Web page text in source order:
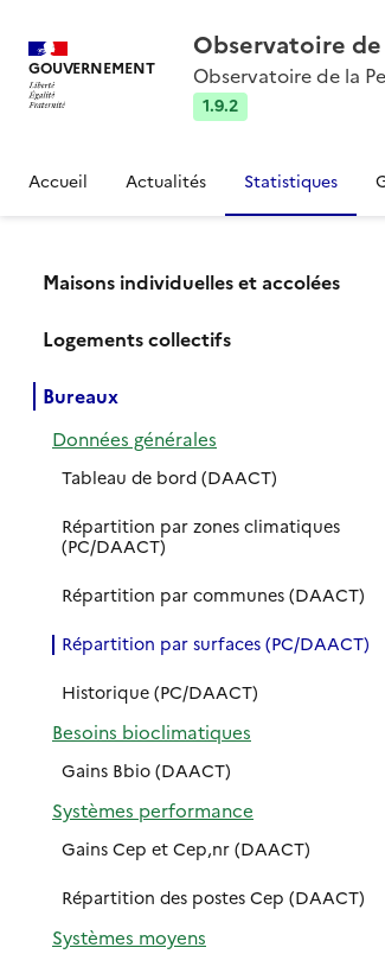
GOUVERNEMENT
Observatoire de
Observatoire de la
1.9.2
Accueil Actualités Statistiques
Maisons individuelles et accolées
Logements collectifs
Bureaux
Données générales
Tableau de bord (DAACT)
Répartition par zones climatiques
(PC/DAACT)
Répartition par communes (DAACT)
Répartition par surfaces (PC/DAACT)
Historique (PC/DAACT)
Besoins bioclimatiques
Gains Bbio (DAACT)
Systèmes performance
Gains Cep et Cep,nr (DAACT)
Répartition des postes Cep (DAACT)
Systèmes moyens